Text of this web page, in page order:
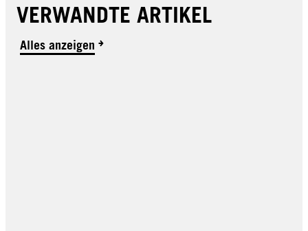
VERWANDTE ARTIKEL
Alles anzeigen